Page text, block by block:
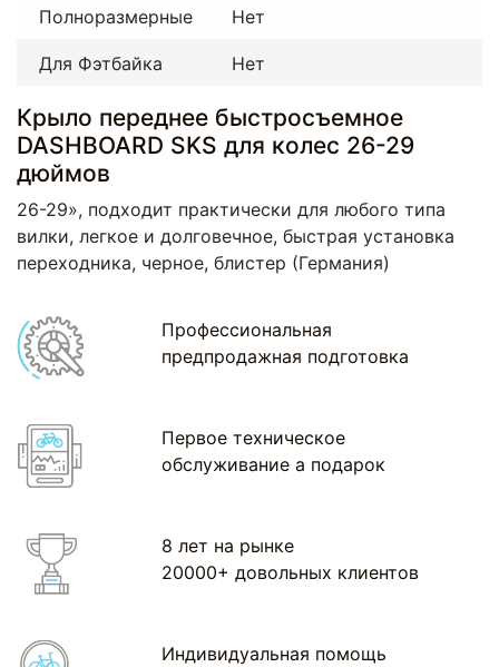
Полноразмерные Нет
Для Фэтбайка Нет
Крыло переднее быстросъемное
DASHBOARD SKS для колес 26-29
дюймов
26-29», подходит практически для любого типа
вилки, легкое и долговечное, быстрая установка
переходника, черное, блистер (Германия)
Профессиональная
предпродажная подготовка
Первое техническое
обслуживание а подарок
8 лет на рынке
20000+ довольных клиентов
Индивидуальная помощь